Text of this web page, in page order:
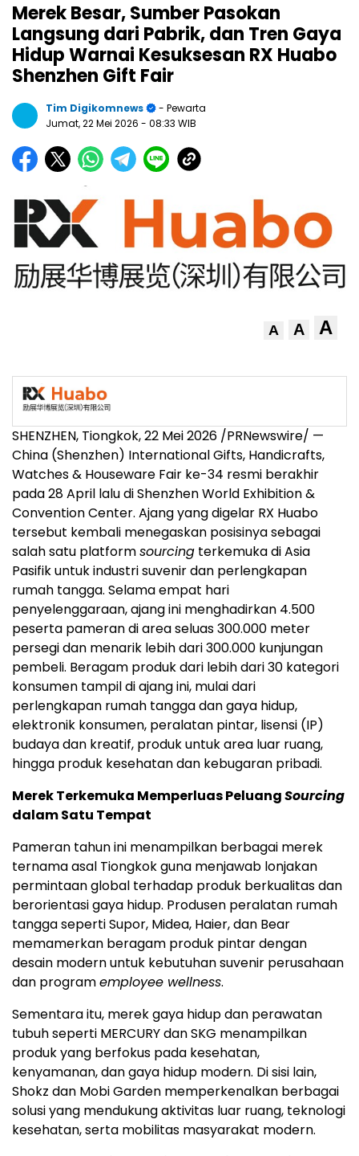
Merek Besar, Sumber Pasokan
Langsung dari Pabrik, dan Tren Gaya
Hidup Warnai Kesuksesan RX Huabo
Shenzhen Gift Fair
Tim Digikomnews
- Pewarta
Jumat, 22 Mei 2026 - 08:33 WIB
A A A
SHENZHEN, Tiongkok, 22 Mei 2026 /PRNewswire/ —
China (Shenzhen) International Gifts, Handicrafts,
Watches & Houseware Fair ke-34 resmi berakhir
pada 28 April lalu di Shenzhen World Exhibition &
Convention Center. Ajang yang digelar RX Huabo
tersebut kembali menegaskan posisinya sebagai
salah satu platformsourcing terkemuka di Asia
Pasifik untuk industri suvenir dan perlengkapan
rumah tangga. Selama empat hari
penyelenggaraan, ajang ini menghadirkan 4.500
peserta pameran di area seluas 300.000 meter
persegi dan menarik lebih dari 300.000 kunjungan
pembeli. Beragam produk dari lebih dari 30 kategori
konsumen tampil di ajang ini, mulai dari
perlengkapan rumah tangga dan gaya hidup,
elektronik konsumen, peralatan pintar, lisensi (IP)
budaya dan kreatif, produk untuk area luar ruang,
hingga produk kesehatan dan kebugaran pribadi.
Merek Terkemuka Memperluas PeluangSourcing
dalam Satu Tempat
Pameran tahun ini menampilkan berbagai merek
ternama asal Tiongkok guna menjawab lonjakan
permintaan global terhadap produk berkualitas dan
berorientasi gaya hidup. Produsen peralatan rumah
tangga seperti Supor, Midea, Haier, dan Bear
memamerkan beragam produk pintar dengan
desain modern untuk kebutuhan suvenir perusahaan
dan programemployee wellness.
Sementara itu, merek gaya hidup dan perawatan
tubuh seperti MERCURY dan SKG menampilkan
produk yang berfokus pada kesehatan,
kenyamanan, dan gaya hidup modern. Di sisi lain,
Shokz dan Mobi Garden memperkenalkan berbagai
solusi yang mendukung aktivitas luar ruang, teknologi
kesehatan, serta mobilitas masyarakat modern.